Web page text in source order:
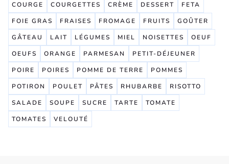
COURGE
COURGETTES CRÈME DESSERT
FETA
FOIE GRAS
FRAISES FROMAGE FRUITS
GOÛTER
GÂTEAU
LAIT LÉGUMES MIEL NOISETTES
OEUF
OEUFS
ORANGE PARMESAN
PETIT-DÉJEUNER
POIRE
POIRES POMME DE TERRE
POMMES
POTIRON
POULET PÂTES RHUBARBE
RISOTTO
SALADE
SOUPE SUCRE TARTE
TOMATE
TOMATES
VELOUTÉ